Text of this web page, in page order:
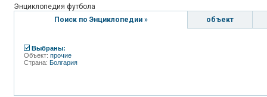
Энциклопедия футбола
Поиск по Энциклопедии »
объект
Выбраны:
Объект: прочие
Страна: Болгария